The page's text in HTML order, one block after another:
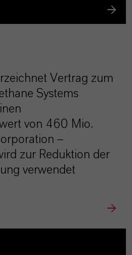
Vertrag zum
Systems
von 460 Mio.
–
zur Reduktion der
verwendet